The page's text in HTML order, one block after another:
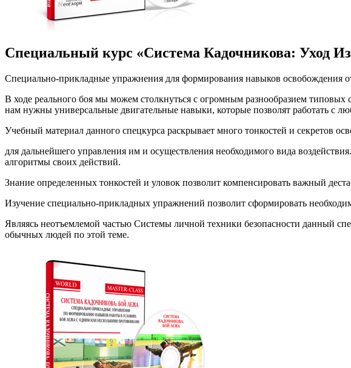
Специальный курс «Система Кадочникова: Уход
Специально-прикладные упражнения для формирования навыков освобождения
В ходе реального боя мы можем столкнуться с огромным разнообразием
нам нужны универсальные двигательные навыки, которые позволят работать с
Учебный материал данного спецкурса раскрывает много тонкостей и секретов
для дальнейшего управления им и осуществления необходимого вида
алгоритмы своих действий.
Знание определенных тонкостей и уловок позволит компенсировать важный
Изучение специально-прикладных упражнений позволит сформировать
Являясь неотъемлемой частью Системы личной техники безопасности данный
обычных людей по этой теме.